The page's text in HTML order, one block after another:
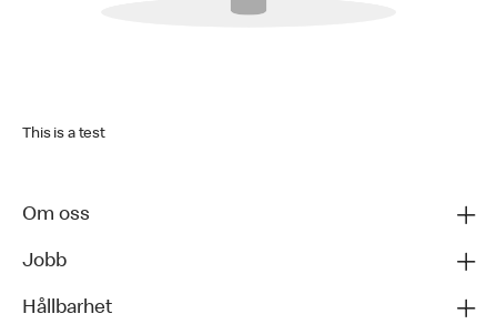
This is a test
Om oss
Jobb
Hållbarhet